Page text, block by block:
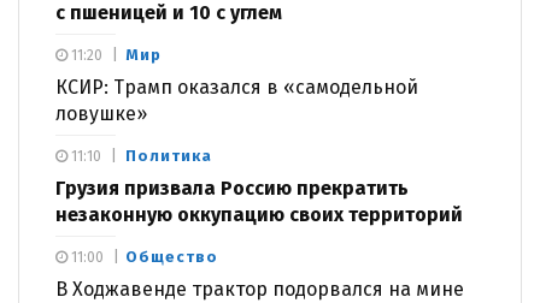
с пшеницей и 10 с углем
Мир
КСИР: Трамп оказался в «самодельной
ловушке»
11:20
Политика
Грузия призвала Россию прекратить
незаконную оккупацию своих территорий
11:10
Общество
В Ходжавенде трактор подорвался на мине
11:00